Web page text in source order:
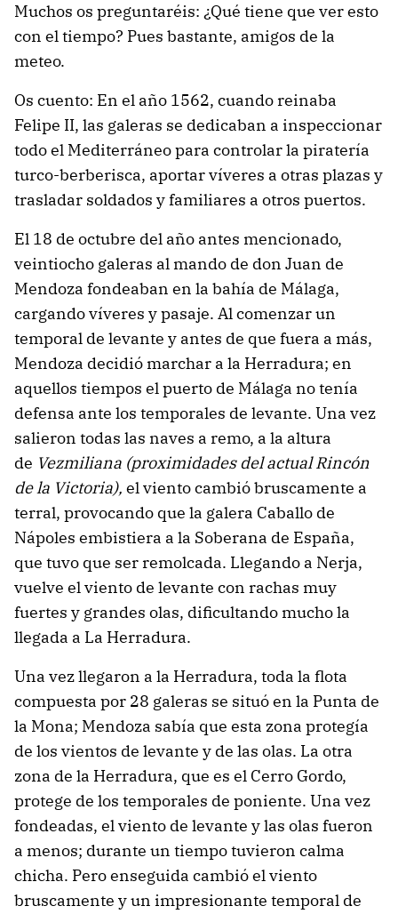
Muchos os preguntaréis: ¿Qué tiene que ver esto
con el tiempo? Pues bastante, amigos de la
meteo.
Os cuento: En el año 1562, cuando reinaba
Felipe II, las galeras se dedicaban a inspeccionar
todo el Mediterráneo para controlar la piratería
turco-berberisca, aportar víveres a otras plazas y
trasladar soldados y familiares a otros puertos.
El 18 de octubre del año antes mencionado,
veintiocho galeras al mando de don Juan de
Mendoza fondeaban en la bahía de Málaga,
cargando víveres y pasaje. Al comenzar un
temporal de levante y antes de que fuera a más,
Mendoza decidió marchar a la Herradura; en
aquellos tiempos el puerto de Málaga no tenía
defensa ante los temporales de levante. Una vez
salieron todas las naves a remo, a la altura
de Vezmiliana (proximidades del actual Rincón
de la Victoria), el viento cambió bruscamente a
terral, provocando que la galera Caballo de
Nápoles embistiera a la Soberana de España,
que tuvo que ser remolcada. Llegando a Nerja,
vuelve el viento de levante con rachas muy
fuertes y grandes olas, dificultando mucho la
llegada a La Herradura.
Una vez llegaron a la Herradura, toda la flota
compuesta por 28 galeras se situó en la Punta de
la Mona; Mendoza sabía que esta zona protegía
de los vientos de levante y de las olas. La otra
zona de la Herradura, que es el Cerro Gordo,
protege de los temporales de poniente. Una vez
fondeadas, el viento de levante y las olas fueron
a menos; durante un tiempo tuvieron calma
chicha. Pero enseguida cambió el viento
bruscamente y un impresionante temporal de